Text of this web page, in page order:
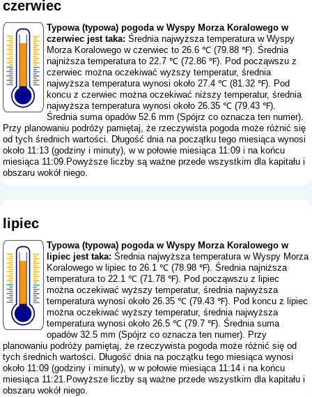
czerwiec
Typowa (typowa) pogoda w Wyspy Morza Koralowego w
czerwiec jest taka: Średnia najwyższa temperatura w Wyspy
Morza Koralowego w czerwiec to 26.6 ℃ (79.88 ℉). Średnia
najniższa temperatura to 22.7 ℃ (72.86 ℉). Pod począwszu z
czerwiec można oczekiwać wyższy temperatur, średnia
najwyższa temperatura wynosi około 27.4 ℃ (81.32 ℉). Pod
koncu z czerwiec można oczekiwać niższy temperatur, średnia
najwyższa temperatura wynosi około 26.35 ℃ (79.43 ℉).
Średnia suma opadów 52.6 mm (Spójrz co oznacza ten numer).
Przy planowaniu podróży pamiętaj, że rzeczywista pogoda może różnić się
od tych średnich wartości. Długość dnia na początku tego miesiąca wynosi
około 11:13 (godziny i minuty), w w połowie miesiąca 11:09 i na końcu
miesiąca 11:09.Powyższe liczby są ważne przede wszystkim dla kapitału i
obszaru wokół niego.
lipiec
Typowa (typowa) pogoda w Wyspy Morza Koralowego w
lipiec jest taka: Średnia najwyższa temperatura w Wyspy Morza
Koralowego w lipiec to 26.1 ℃ (78.98 ℉). Średnia najniższa
temperatura to 22.1 ℃ (71.78 ℉). Pod począwszu z lipiec
można oczekiwać wyższy temperatur, średnia najwyższa
temperatura wynosi około 26.35 ℃ (79.43 ℉). Pod koncu z lipiec
można oczekiwać wyższy temperatur, średnia najwyższa
temperatura wynosi około 26.5 ℃ (79.7 ℉). Średnia suma
opadów 32.5 mm (Spójrz co oznacza ten numer). Przy
planowaniu podróży pamiętaj, że rzeczywista pogoda może różnić się od
tych średnich wartości. Długość dnia na początku tego miesiąca wynosi
około 11:09 (godziny i minuty), w w połowie miesiąca 11:14 i na końcu
miesiąca 11:21.Powyższe liczby są ważne przede wszystkim dla kapitału i
obszaru wokół niego.